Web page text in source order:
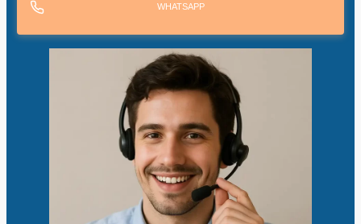
WHATSAPP